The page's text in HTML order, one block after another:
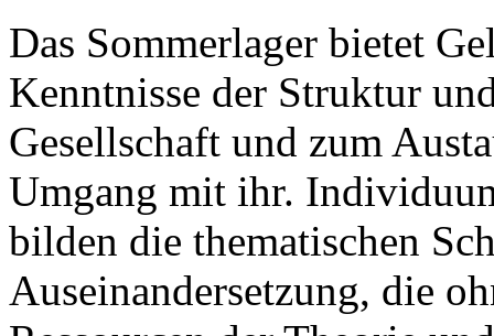
Das Sommerlager bietet
Kenntnisse der Struktur
Gesellschaft und zum
Umgang mit ihr.
bilden die thematischen
Auseinandersetzung, die